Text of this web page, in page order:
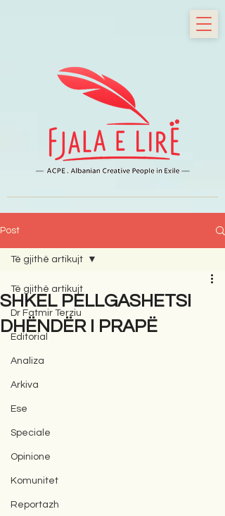
Post
Të gjithë artikujt
Dr Fatmir Terziu
Editorial
Analiza
Arkiva
Ese
Speciale
Opinione
Komunitet
Reportazh
Të gjithë artikujt
SHKEL PELLGASHETSI
DHËNDËR I PRAPË